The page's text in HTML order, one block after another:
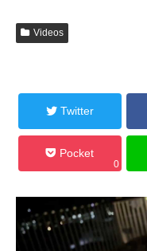
Videos
Twitter
Pocket
0